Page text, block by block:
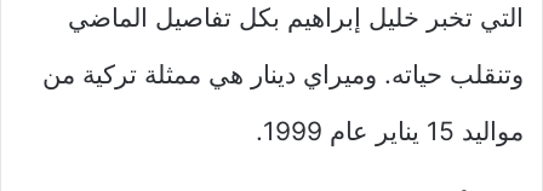
التي تخبر خليل إبراهيم بكل تفاصيل الماضي
وتنقلب حياته. وميراي دينار هي ممثلة تركية من
مواليد 15 يناير عام 1999.